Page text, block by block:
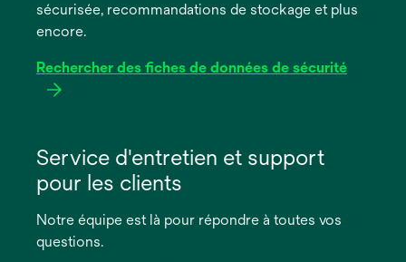
ongletsécurisée, recommandations de stockage et plus
encore.
Rechercher des fiches de données de sécurité
dans
nouvel
onglet
Service d'entretien et support
pour les clients
Notre équipe est là pour répondre à toutes vos
questions.